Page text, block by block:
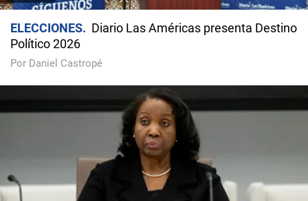
ELECCIONES
Diario Las Américas presenta Destino
Político 2026
Por Daniel Castropé